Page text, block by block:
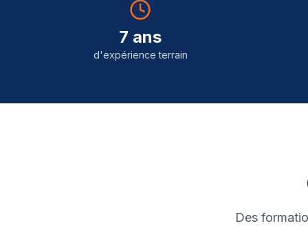
7 ans
d'expérience terrain
Des